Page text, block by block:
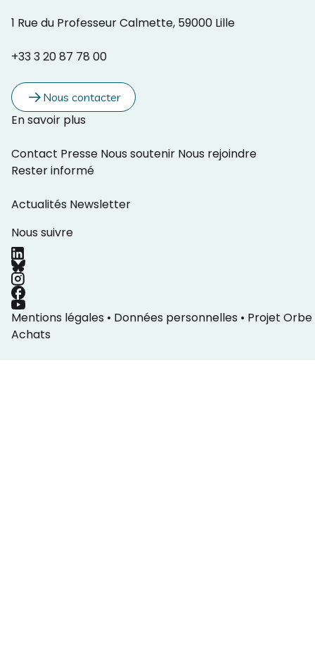
1 Rue du Professeur Calmette, 59000 Lille
+33 3 20 87 78 00
Nous contacter
En savoir plus
Contact Presse Nous soutenir Nous rejoindre
Rester informé
Actualités Newsletter
Nous suivre
Mentions légales • Données personnelles • Projet Orbe
Achats